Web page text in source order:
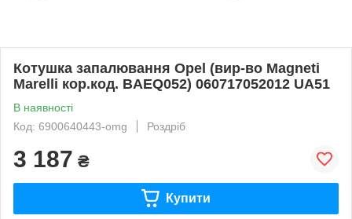
Котушка запалювання Opel (вир-во Magneti
Marelli кор.код. BAEQ052) 060717052012 UA51
В наявності
Код: 6900640443-omg
Роздріб
3 187 ₴
Купити